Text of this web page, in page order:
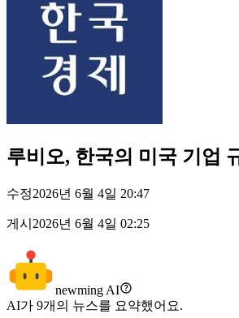
루비오, 한국의 미국 기업
수정2026년 6월 4일 20:47
게시 2026년 6월 4일 02:25
newming AI
AI가 9개의 뉴스를 요약했어요.